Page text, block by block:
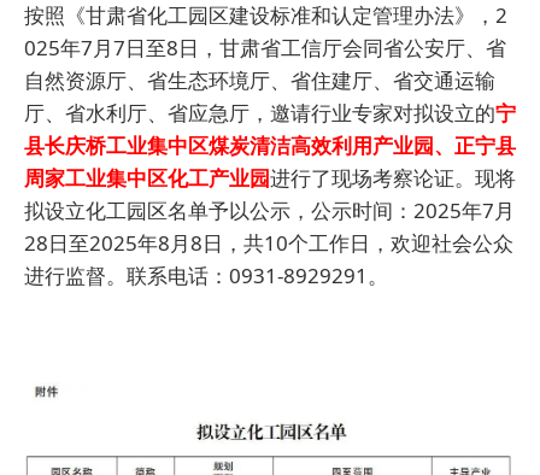
按照《甘肃省化工园区建设标准和认定管理办法》，2
025年7月7日至8日，甘肃省工信厅会同省公安厅、省
自然资源厅、省生态环境厅、省住建厅、省交通运输
厅、省水利厅、省应急厅，邀请行业专家对拟设立的宁
县长庆桥工业集中区煤炭清洁高效利用产业园、正宁县
周家工业集中区化工产业园进行了现场考察论证。现将
拟设立化工园区名单予以公示，公示时间：2025年7月
28日至2025年8月8日，共10个工作日，欢迎社会公众
进行监督。联系电话：0931-8929291。